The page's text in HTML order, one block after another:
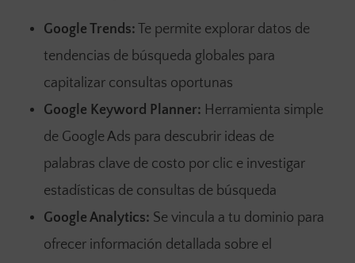
Google Trends: Te permite explorar datos de
tendencias de búsqueda globales para
capitalizar consultas oportunas
Google Keyword Planner: Herramienta simple
de Google Ads para descubrir ideas de
palabras clave de costo por clic e investigar
estadísticas de consultas de búsqueda
Google Analytics: Se vincula a tu dominio para
ofrecer información detallada sobre el